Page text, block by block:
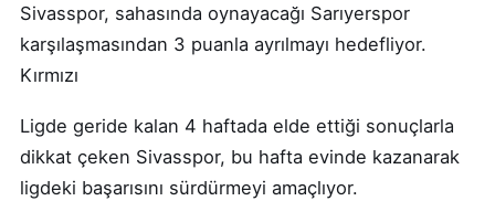
Sivasspor, sahasında oynayacağı Sarıyerspor
karşılaşmasından 3 puanla ayrılmayı hedefliyor.
Kırmızı
Ligde geride kalan 4 haftada elde ettiği sonuçlarla
dikkat çeken Sivasspor, bu hafta evinde kazanarak
ligdeki başarısını sürdürmeyi amaçlıyor.